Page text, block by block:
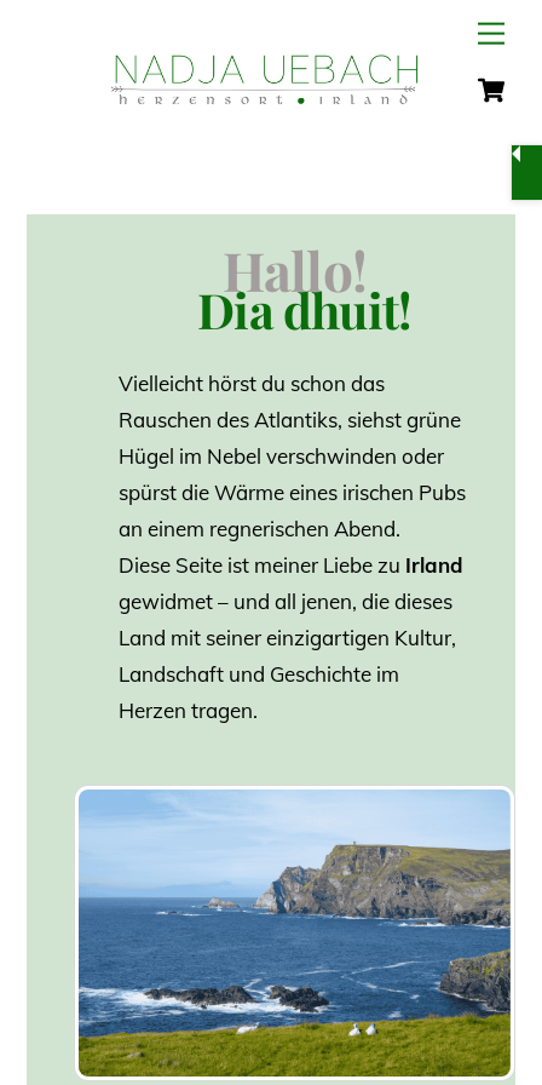
Hallo!
Dia dhuit!
Vielleicht hörst du schon das
Rauschen des Atlantiks, siehst grüne
Hügel im Nebel verschwinden oder
spürst die Wärme eines irischen Pubs
an einem regnerischen Abend.
Diese Seite ist meiner Liebe zu Irland
gewidmet – und all jenen, die dieses
Land mit seiner einzigartigen Kultur,
Landschaft und Geschichte im
Herzen tragen.